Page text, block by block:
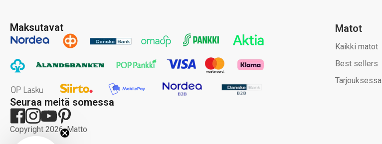
Maksutavat
Seuraa meitä somessa
Copyright 2026, Matto
Matot
Kaikki matot
Best sellers
Tarjouksessa